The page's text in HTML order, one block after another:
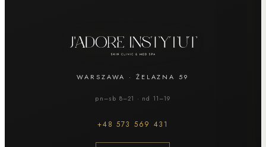
WARSZAWA · ŻELAZNA 59
pn–sb 8–21 · nd 11–19
+48573 569 431